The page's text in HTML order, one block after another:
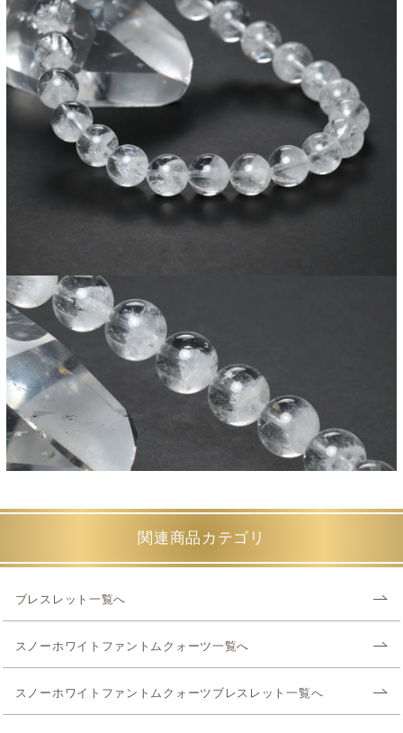
関連商品カテゴリ
ブレスレット一覧へ
スノーホワイトファントムクォーツ一覧へ
スノーホワイトファントムクォーツブレスレット一覧へ